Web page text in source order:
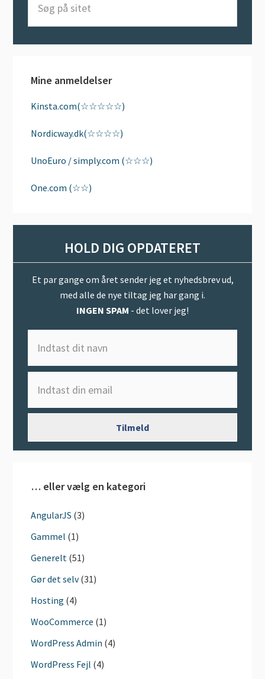
sitet
Mine anmeldelser
Kinsta.com(☆☆☆☆☆)
Nordicway.dk(☆☆☆☆)
UnoEuro / simply.com (☆☆☆)
One.com (☆☆)
HOLD DIG OPDATERET
Et par gange om året sender jeg et nyhedsbrev ud,
med alle de nye tiltag jeg har gang i.
INGEN SPAM - det lover jeg!
… eller vælg en kategori
AngularJS (3)
Gammel (1)
Generelt (51)
Gør det selv(31)
Hosting (4)
WooCommerce (1)
WordPress Admin (4)
WordPress Fejl (4)